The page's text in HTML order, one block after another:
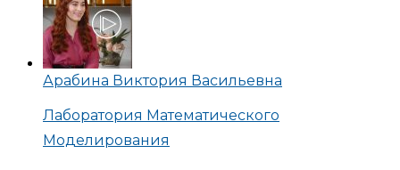
Арабина Виктория Васильевна
Лаборатория Математического
Моделирования